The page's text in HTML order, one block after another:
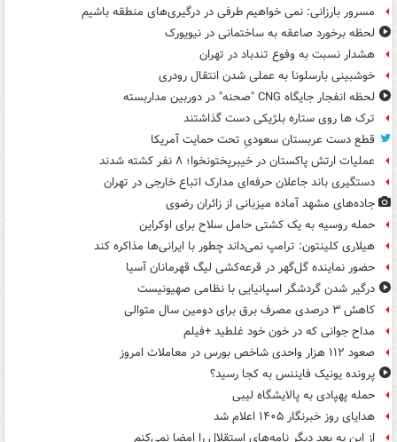
مسرور بارزانی: نمی خواهیم طرفی در درگیری‌های منطقه باشیم
لحظه برخورد صاعقه به ساختمانی در نیویورک
هشدار نسبت به وفوع تندباد در تهران
خوشبینی بارسلونا به عملی شدن انتقال رودری
لحظه انفجار جایگاه CNG "صحنه" در دوربین مداربسته
ترک ها روی ستاره بلژیکی دست گذاشتند
قطع دست عربستان سعودیِ تحت حمایت آمریکا
عملیات ارتش پاکستان در خیبرپختونخوا؛ ۸ نفر کشته شدند
دستگیری باند جاعلان حرفه‌ای مدارک اتباع خارجی در تهران
جاده‌های مشهد آماده میزبانی از زائران رضوی
حمله روسیه به یک کشتی حامل سلاح برای اوکراین
هیلاری کلینتون: ترامپ نمی‌داند چطور با ایرانی‌ها مذاکره کند
حضور نماینده گل‌گهر در قرعه‌کشی لیگ قهرمانان آسیا
درگیر شدن گردشگر اسپانیایی با نظامی صهیونیست
کاهش ۳ درصدی مصرف برق برای دومین سال متوالی
مداح جوانی که در خون خود غلطید +فیلم
صعود ۱۱۲ هزار واحدی شاخص بورس در معاملات امروز
پرونده یونیک فایننس به کجا رسید؟
حمله پهپادی به پالایشگاه لیبی
هدایای روز خبرنگار ۱۴۰۵ اعلام شد
از این به بعد دیگر نامه‌های استقلال را امضا نمی‌کنم